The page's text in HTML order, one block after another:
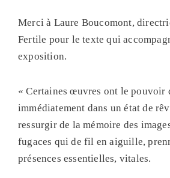
Merci à Laure Boucomont,
Fertile pour le texte qui
exposition.
« Certaines œuvres ont le pouvoir
immédiatement dans un état de
ressurgir de la mémoire des
fugaces qui de fil en aiguille,
présences essentielles, vitales.